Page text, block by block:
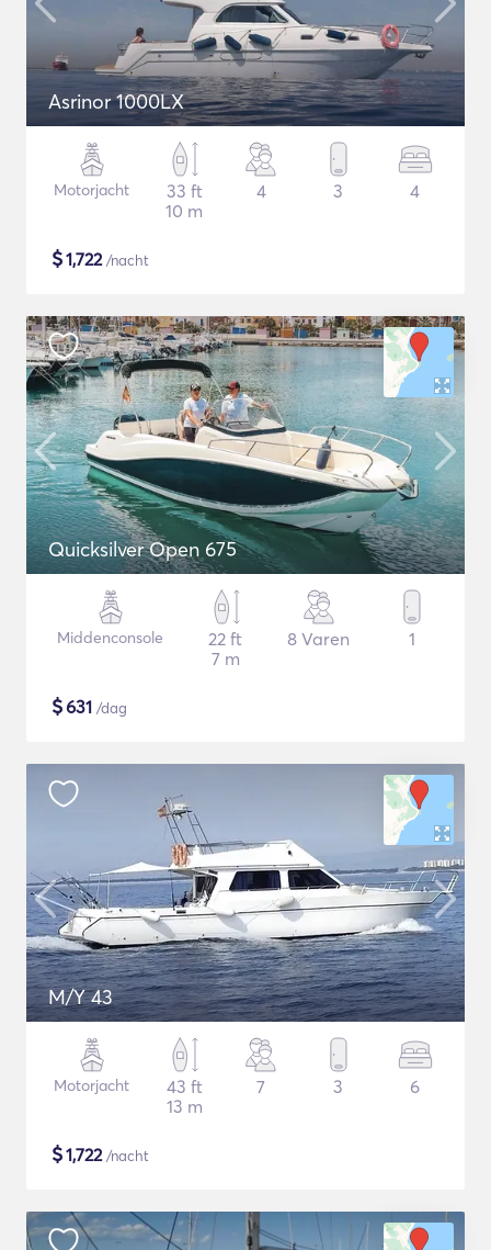
Asrinor 1000LX
Motorjacht
33 ft
10 m
4 3 4
$1,722/nacht
Quicksilver Open 675
Middenconsole
22 ft
7 m
8 Varen 1
$631 /dag
M/Y 43
Motorjacht
43 ft
13 m
7 3 6
$1,722/nacht